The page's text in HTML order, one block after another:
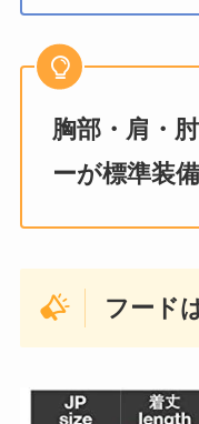
胸部・肩・
ーが標準装備
フード